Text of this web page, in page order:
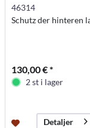
46314
Schutz der hinteren
130,00 € *
2 st i lager
Detaljer